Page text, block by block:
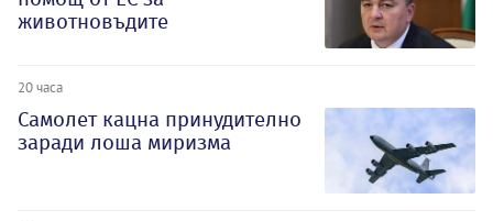
животновъдите
20 часа
Самолет кацна принудително
заради лоша миризма